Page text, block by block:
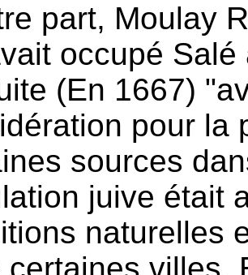
part, Moulay
occupé
(En 1667)
pour la
sources
juive était
naturelles